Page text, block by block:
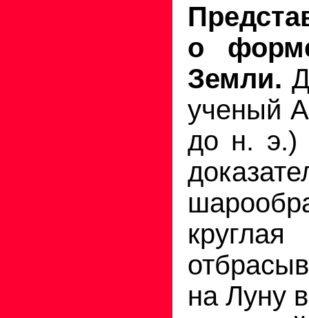
о
Земли.
ученый
до н. э.)
на Луну